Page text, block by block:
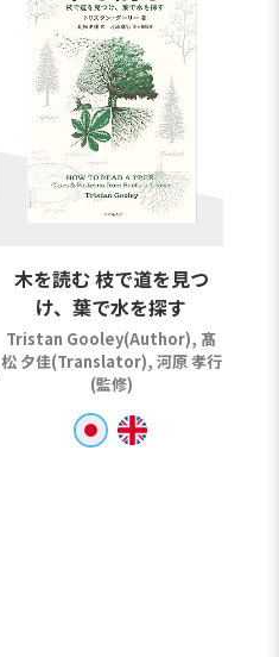
木を読む 枝で道を見つ
け、葉で水を探す
Tristan Gooley(Author), 髙
松 夕佳(Translator), 河原 孝行
(監修)